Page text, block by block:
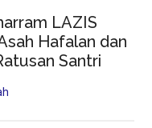
LAZIS
Hafalan dan
Santri